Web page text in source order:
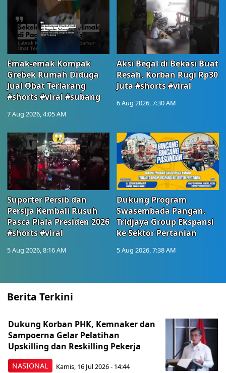
Emak-emak Kompak
Grebek Rumah Diduga
Jual Obat Terlarang
#shorts #viral #subang
7 Aug 2026, 4:05 AM
Aksi Begal di Bekasi Buat
Resah, Korban Rugi Rp30
Juta #shorts #viral
6 Aug 2026, 7:30 AM
Suporter Persib dan
Persija Kembali Rusuh
Pasca Piala Presiden 2026
#shorts #viral
5 Aug 2026, 8:16 AM
Dukung Program
Swasembada Pangan,
Tridjaya Group Ekspansi
ke Sektor Pertanian
5 Aug 2026, 7:38 AM
Berita Terkini
NASIONAL
Dukung Korban PHK, Kemnaker dan
Sampoerna Gelar Pelatihan
Upskilling dan Reskilling Pekerja
Kamis, 16 Jul 2026 - 14:44